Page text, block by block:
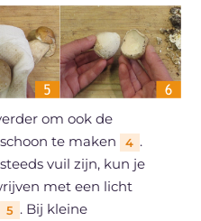
om ook de
te maken
4 .
vuil zijn, kun je
met een licht
5 . Bij kleine